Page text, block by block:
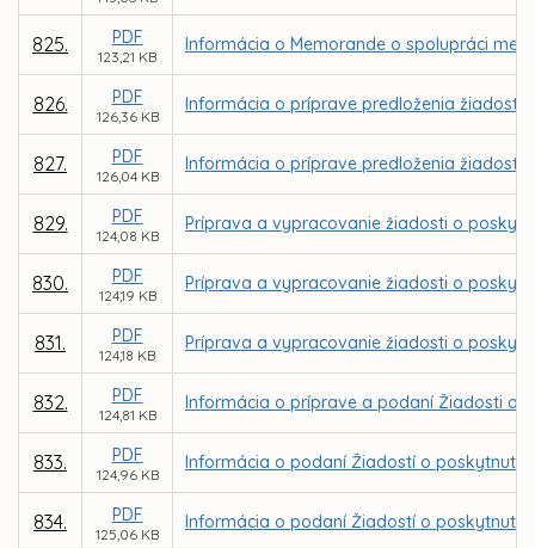
825. PDF
123,21 KB
Informácia o Memorande o spolupráci
826. PDF
126,36 KB
Informácia o príprave predloženia žiadostí
827. PDF
126,04 KB
Informácia o príprave predloženia žiadostí
829. PDF
124,08 KB
Príprava a vypracovanie žiadosti o
830. PDF
124,19 KB
Príprava a vypracovanie žiadosti o
831. PDF
124,18 KB
Príprava a vypracovanie žiadosti o
832. PDF
124,81 KB
Informácia o príprave a podaní Žiadosti o
833. PDF
124,96 KB
Informácia o podaní Žiadostí o poskytnutie
834. PDF
125,06 KB
Informácia o podaní Žiadostí o poskytnutie